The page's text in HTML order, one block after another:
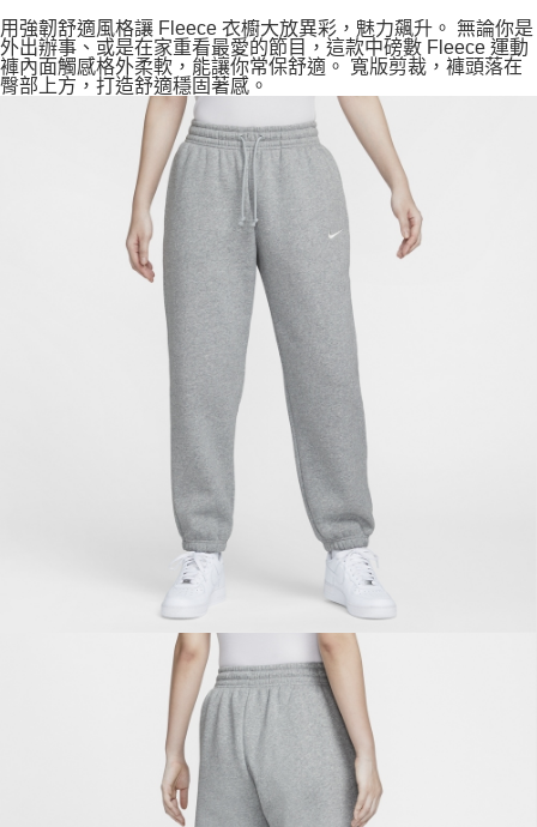
用強韌舒適風格讓 Fleece 衣櫥大放異彩，魅力飆升。 無論你是
外出辦事、或是在家重看最愛的節目，這款中磅數 Fleece 運動
褲內面觸感格外柔軟，能讓你常保舒適。 寬版剪裁，褲頭落在
臀部上方，打造舒適穩固著感。